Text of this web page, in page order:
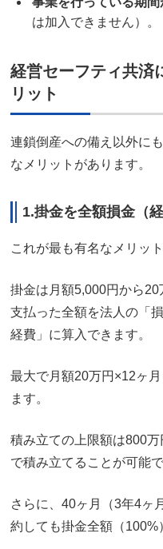
は加入できません）。
経営セーフティ共済
リット
連鎖倒産への備え以外に
なメリットがあります。
1.掛金を全額損金（
これが最も有名なメリット
掛金は月額5,000円から20
支払った全額を法人の「
経費」に算入できます。
最大で月額20万円×12ヶ
ます。
積み立ての上限額は800
で積み立てることが可能で
さらに、40ヶ月（3年4ヶ
約しても掛金全額（100%